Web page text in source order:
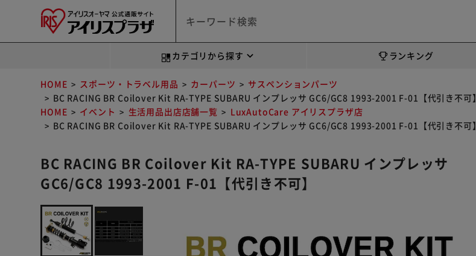
カテゴリから探す ランキング
HOME スポーツ・トラベル用品 カーパーツ
サスペンションパーツ
BC RACING BR Coilover Kit RA-TYPE SUBARU インプレッサ GC6/GC8 1993-2001 F-01【代引き不可】
HOME
イベント 生活用品出店店舗一覧
LuxAutoCare アイリスプラザ店
BC RACING BR Coilover Kit RA-TYPE SUBARU インプレッサ GC6/GC8 1993-2001 F-01【代引き不可】
BC RACING BR Coilover Kit RA-TYPE SUBARU インプレッサ
GC6/GC8 1993-2001 F-01【代引き不可】